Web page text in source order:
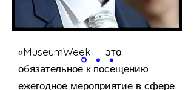
«MuseumWeek — это
обязательное к посещению
ежегодное мероприятие в сфере